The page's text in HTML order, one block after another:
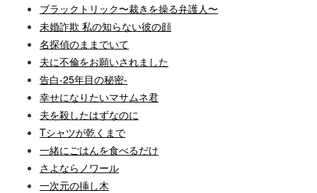
ブラックトリック〜裁きを操る弁護人〜
未婚詐欺 私の知らない彼の顔
名探偵のままでいて
夫に不倫をお願いされました
告白-25年目の秘密-
幸せになりたいマサムネ君
夫を殺したはずなのに
Tシャツが乾くまで
一緒にごはんを食べるだけ
さよならノワール
一次元の挿し木